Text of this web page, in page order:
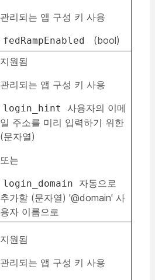
관리되는 앱 구성 키 사용
fedRampEnabled (bool)
지원됨
관리되는 앱 구성 키 사용
login_hint
사용자의 이메
일 주소를 미리 입력하기 위한
(문자열)
또는
login_domain
자동으로
추가할 (문자열) '@domain' 사
용자 이름으로
지원됨
관리되는 앱 구성 키 사용